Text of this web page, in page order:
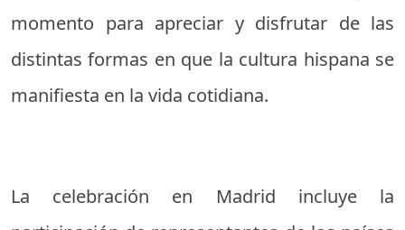
momento para apreciar y disfrutar de las
distintas formas en que la cultura hispana se
manifiesta en la vida cotidiana.
La celebración en Madrid incluye la